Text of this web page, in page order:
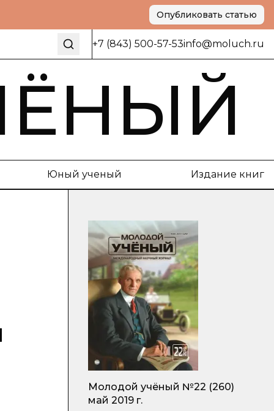
Опубликовать статью
+7 (843) 500-57-53info@moluch.ru
Юный ученый Издание книг
Молодой учёный №22 (260)
май 2019 г.